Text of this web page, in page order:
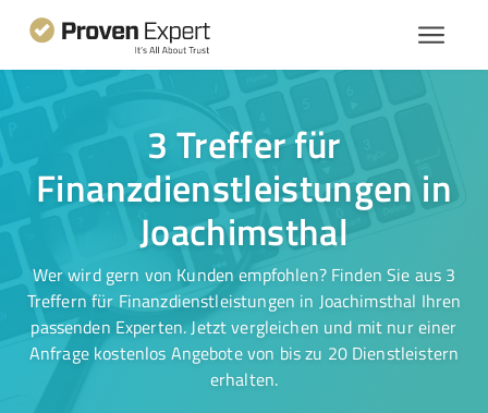
3 Treffer für
Finanzdienstleistungen in
Joachimsthal
Wer wird gern von Kunden empfohlen? Finden Sie aus 3
Treffern für Finanzdienstleistungen in Joachimsthal Ihren
passenden Experten. Jetzt vergleichen und mit nur einer
Anfrage kostenlos Angebote von bis zu 20 Dienstleistern
erhalten.